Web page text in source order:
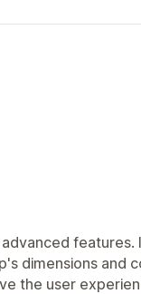
Raportointi
keräyslista
dimensions and
the user